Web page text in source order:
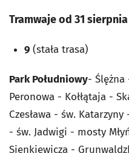
Tramwaje od 31 sierpnia
9 (stała trasa)
Park Południowy-
Peronowa - Kołłątaja -
Czesława - św.
- św. Jadwigi - mosty
Sienkiewicza -